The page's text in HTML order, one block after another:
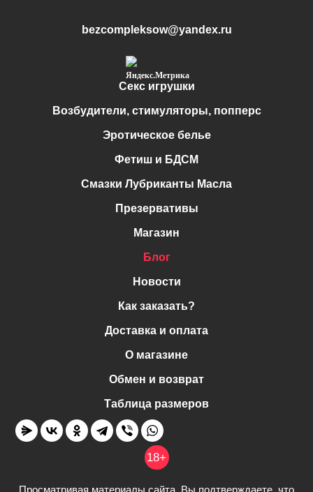
bezcompleksow@yandex.ru
Секс игрушки
Возбудители, стимуляторы, попперс
Эротическое белье
Фетиш и БДСМ
Смазки Лубриканты Масла
Презервативы
Магазин
Блог
Новости
Как заказать?
Доставка и оплата
О магазине
Обмен и возврат
Таблица размеров
18+
Просматривая материалы сайта, Вы подтверждаете, что